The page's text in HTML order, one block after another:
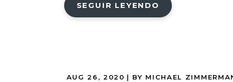
SEGUIR LEYENDO
AUG 26, 2020 | BY MICHAEL